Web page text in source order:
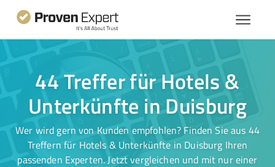
44 Treffer für Hotels &
Unterkünfte in Duisburg
Wer wird gern von Kunden empfohlen? Finden Sie aus 44
Treffern für Hotels & Unterkünfte in Duisburg Ihren
passenden Experten. Jetzt vergleichen und mit nur einer